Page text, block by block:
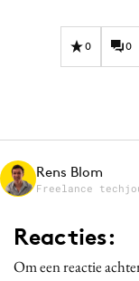
Diversiteit
Effectiviteit
Martech
Media
PR
Programmatic
0 0
Rens Blom
Freelance
Reacties:
Om een reactie